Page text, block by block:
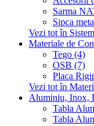
Sarma
Sipca
Vezi tot în
Materiale de
Tego (4)
OSB (7)
Placa
Vezi tot în
Aluminiu, Inox,
Tabla
Tabla